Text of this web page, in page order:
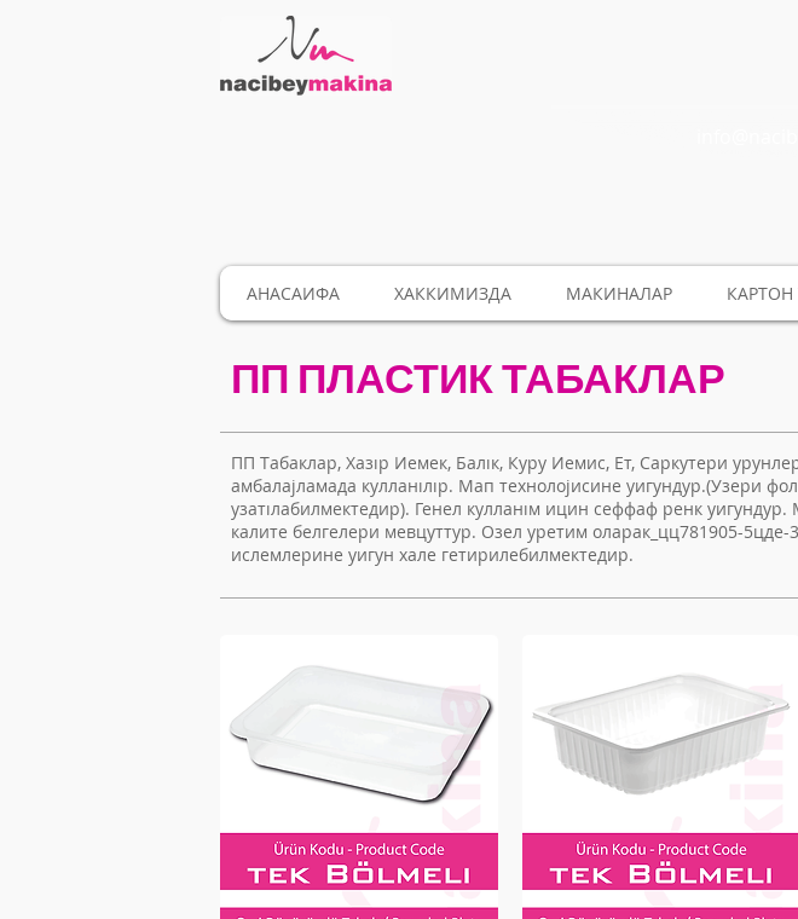
АНАСАИФА ХАККИМИЗДА МАКИНАЛАР КАРТОН
ПП ПЛАСТИК ТАБАКЛАР
ПП Табаклар, Хазıр Иемек, Балıк, Куру Иемис, Ет, Саркутери
амбалајламада кулланıлıр. Мап технолојисине уигундур.(Узери
узатıлабилмектедир). Генел кулланıм ицин сеффаф ренк
калите белгелери мевцуттур. Озел уретим оларак_цц781905-
ислемлерине уигун хале гетирилебилмектедир.